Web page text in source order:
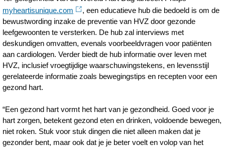
myheartisunique.com
, een educatieve hub die bedoeld is om de
bewustwording inzake de preventie van HVZ door gezonde
leefgewoonten te versterken. De hub zal interviews met
deskundigen omvatten, evenals voorbeeldvragen voor patiënten
aan cardiologen. Verder biedt de hub informatie over leven met
HVZ, inclusief vroegtijdige waarschuwingstekens, en levensstijl
gerelateerde informatie zoals bewegingstips en recepten voor een
gezond hart.
“Een gezond hart vormt het hart van je gezondheid. Goed voor je
hart zorgen, betekent gezond eten en drinken, voldoende bewegen,
niet roken. Stuk voor stuk dingen die niet alleen maken dat je
gezonder bent, maar ook dat je je beter voelt en volop van het